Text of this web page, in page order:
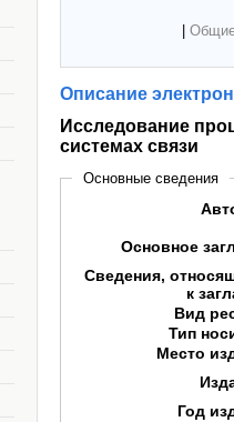
Описание
Исследование
системах связи
Основные сведения
Основное
Сведения,
к
Вид
Тип
Место
Год